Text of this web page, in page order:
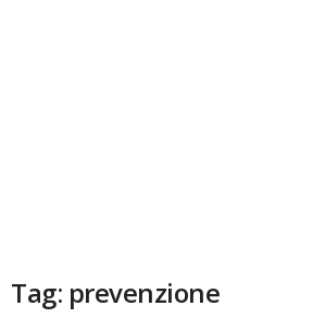
Tag: prevenzione